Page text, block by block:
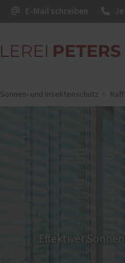
E-Mail schreiben
Sonnen- und Insektenschutz
Effektiver